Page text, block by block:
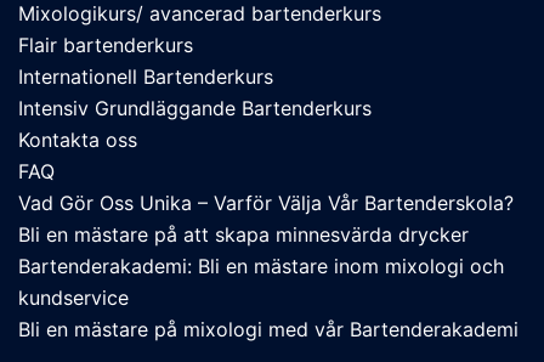
Mixologikurs/ avancerad bartenderkurs
Flair bartenderkurs
Internationell Bartenderkurs​
Intensiv Grundläggande Bartenderkurs
Kontakta oss
FAQ
Vad Gör Oss Unika – Varför Välja Vår Bartenderskola?
Bli en mästare på att skapa minnesvärda drycker
Bartenderakademi: Bli en mästare inom mixologi och
kundservice
Bli en mästare på mixologi med vår Bartenderakademi